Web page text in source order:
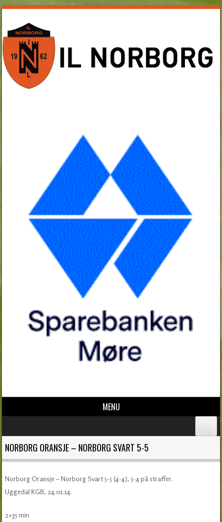
MENU
NORBORG ORANSJE – NORBORG SVART 5-5
Norborg Oransje – Norborg Svart 5-5 (4-4), 5-4 på straffer.
Uggedal KGB, 24.01.14.
2×35 min